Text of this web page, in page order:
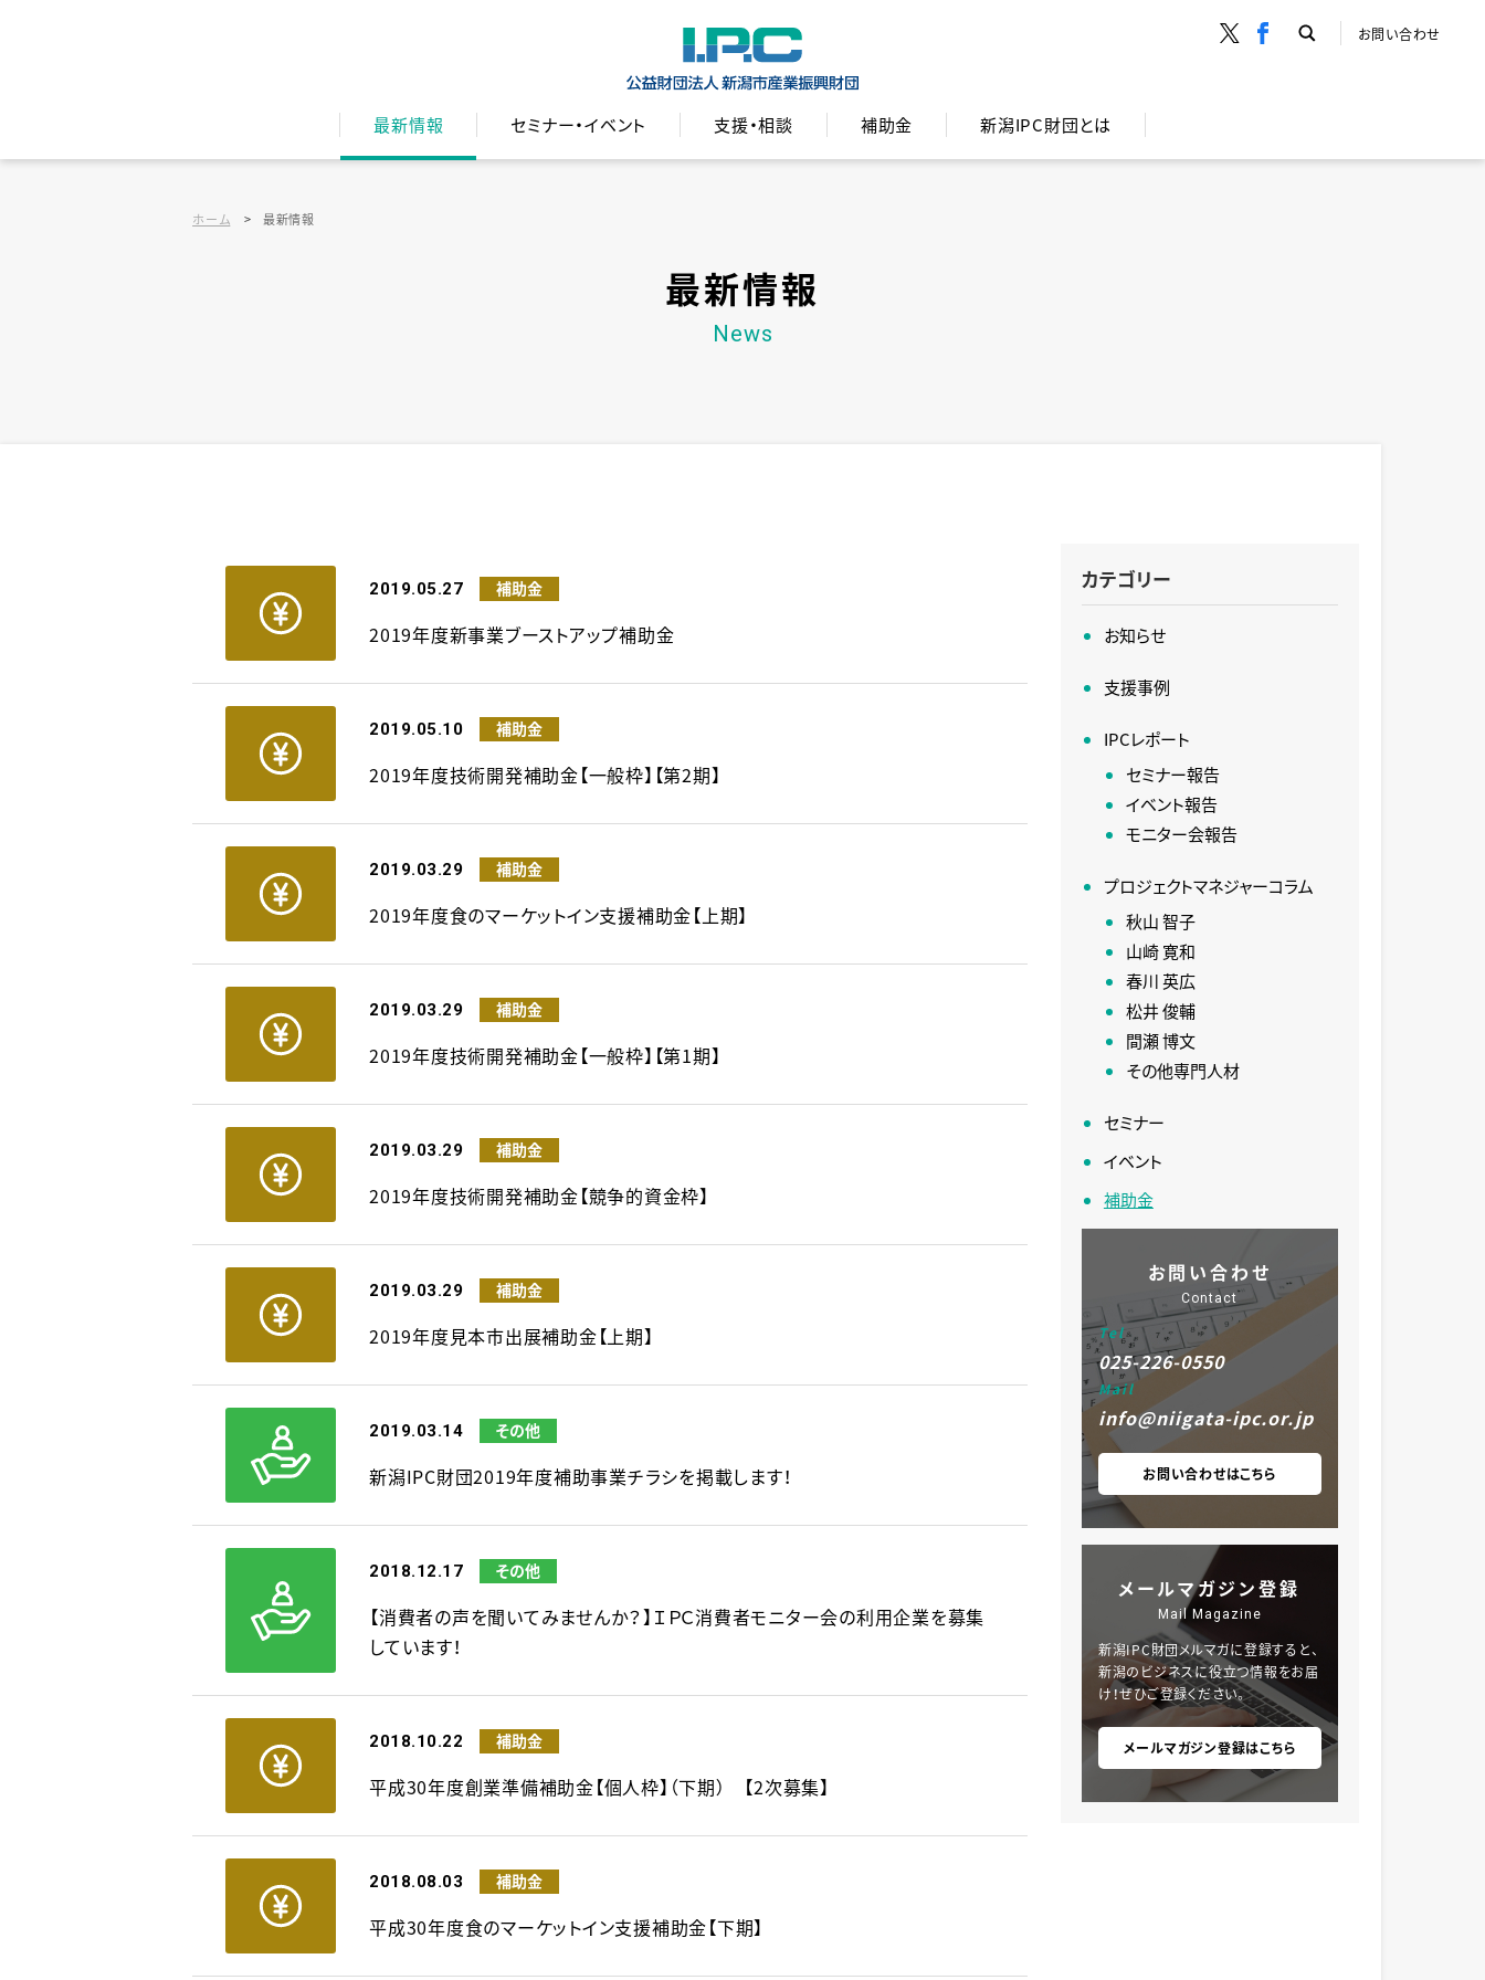
お問い合わせ
最新情報 セミナー・イベント 支援・相談 補助金 新潟IPC財団とは
ホーム > 最新情報
最新情報
2019.05.27 補助金
2019年度新事業ブーストアップ補助金
2019.05.10 補助金
2019年度技術開発補助金【一般枠】【第2期】
2019.03.29 補助金
2019年度食のマーケットイン支援補助金【上期】
2019.03.29 補助金
2019年度技術開発補助金【一般枠】【第1期】
2019.03.29 補助金
2019年度技術開発補助金【競争的資金枠】
2019.03.29 補助金
2019年度見本市出展補助金【上期】
2019.03.14 その他
新潟IPC財団2019年度補助事業チラシを掲載します！
2018.12.17 その他
【消費者の声を聞いてみませんか？】ＩＰＣ消費者モニター会の利用企業を募集
しています！
2018.10.22 補助金
平成30年度創業準備補助金【個人枠】（下期） 【2次募集】
2018.08.03 補助金
平成30年度食のマーケットイン支援補助金【下期】
カテゴリー
お知らせ
支援事例
IPCレポート
セミナー報告
イベント報告
モニター会報告
プロジェクトマネジャーコラム
秋山 智子
山崎 寛和
春川 英広
松井 俊輔
間瀬 博文
その他専門人材
セミナー
イベント
補助金
お問い合わせ
Contact
Tel
025-226-0550
Mail
info@niigata-ipc.or.jp
お問い合わせはこちら
メールマガジン登録
Mail Magazine
新潟IPC財団メルマガに登録すると、
新潟のビジネスに役立つ情報をお届
け！ぜひご登録ください。
メールマガジン登録はこちら